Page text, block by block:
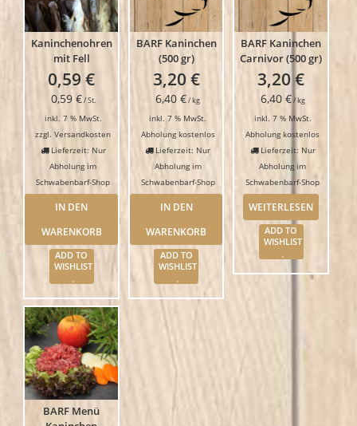
Kaninchenohren
mit Fell
0,59€
0,59 €/St.
inkl. 7 % MwSt.
zzgl.Versandkosten
Lieferzeit: Nur
Abholung im
Schwabenbarf-Shop
IN DEN
WARENKORB
ADD TO
WISHLIST
BARF Kaninchen
(500 gr)
3,20 €
6,40€/kg
inkl. 7 % MwSt.
Abholung kostenlos
Lieferzeit: Nur
Abholung im
Schwabenbarf-Shop
IN DEN
WARENKORB
ADD TO
WISHLIST
BARF Kaninchen
Carnivor (500 gr)
3,20€
6,40 €/kg
inkl. 7 % MwSt.
Abholung kostenlos
Lieferzeit: Nur
Abholung im
Schwabenbarf-Shop
WEITERLESEN
ADD TO
WISHLIST
BARF Menü